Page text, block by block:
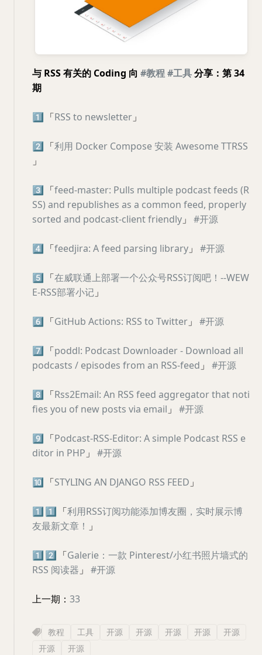
与 RSS 有关的 Coding 向 #教程#工具分享：第 34
期
1️⃣ 「RSS to newsletter 」
2️⃣ 「利用 Docker Compose 安装 Awesome TTRSS
」
3️⃣ 「feed-master: Pulls multiple podcast feeds (R
SS) and republishes as a common feed, properly
sorted and podcast-client friendly 」 #开源
4️⃣ 「feedjira: A feed parsing library 」 #开源
5️⃣ 「在威联通上部署一个公众号RSS订阅吧！--WEW
E-RSS部署小记 」
6️⃣ 「GitHub Actions: RSS to Twitter 」 #开源
7️⃣ 「poddl: Podcast Downloader - Download all
podcasts / episodes from an RSS-feed 」 #开源
8️⃣ 「Rss2Email: An RSS feed aggregator that noti
fies you of new posts via email 」 #开源
9️⃣ 「Podcast-RSS-Editor: A simple Podcast RSS e
ditor in PHP 」 #开源
🔟 「STYLING AN DJANGO RSS FEED 」
1️⃣1️⃣ 「利用RSS订阅功能添加博友圈，实时展示博
友最新文章！ 」
1️⃣ 2️⃣ 「Galerie：一款 Pinterest/小红书照片墙式的
RSS 阅读器 」 #开源
上一期： 33
教程 工具 开源 开源 开源 开源
开源
开源
开源